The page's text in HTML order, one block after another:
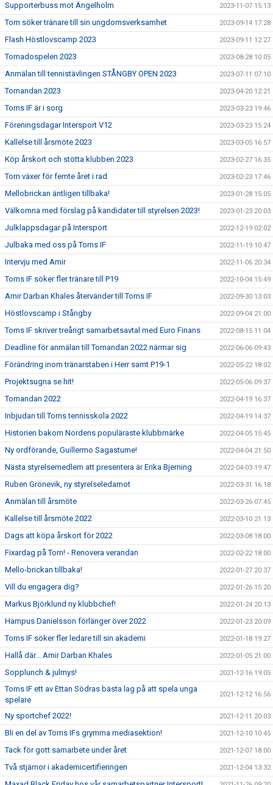
Supporterbuss mot Ängelholm 2023-11-07 15:13
Torn söker tränare till sin ungdomsverksamhet 2023-09-14 17:28
Flash Höstlovscamp 2023 2023-09-11 12:27
Tornadospelen 2023 2023-08-28 10:05
Anmälan till tennistävlingen STÅNGBY OPEN 2023 2023-07-11 07:10
Tornandan 2023 2023-04-20 12:21
Torns IF är i sorg 2023-03-23 19:46
Föreningsdagar Intersport V12 2023-03-23 15:24
Kallelse till årsmöte 2023 2023-03-05 16:57
Köp årskort och stötta klubben 2023 2023-02-27 16:35
Torn växer för femte året i rad 2023-02-23 17:46
Mellobrickan äntligen tillbaka! 2023-01-28 15:05
Välkomna med förslag på kandidater till styrelsen 2023! 2023-01-23 20:03
Julklappsdagar på Intersport 2022-12-19 02:02
Julbaka med oss på Torns IF 2022-11-19 10:47
Intervju med Amir 2022-11-06 20:34
Torns IF söker fler tränare till P19 2022-10-04 15:49
Amir Darban Khales återvänder till Torns IF 2022-09-30 13:03
Höstlovscamp i Stångby 2022-09-04 21:00
Torns IF skriver treårigt samarbetsavtal med Euro Finans 2022-08-15 11:04
Deadline för anmälan till Tornandan 2022 närmar sig 2022-06-06 09:43
Förändring inom tränarstaben i Herr samt P19-1 2022-05-22 18:02
Projektsugna se hit! 2022-05-06 09:37
Tornandan 2022 2022-04-19 16:37
Inbjudan till Torns tennisskola 2022 2022-04-19 14:37
Historien bakom Nordens populäraste klubbmärke 2022-04-05 15:45
Ny ordförande, Guillermo Sagastume! 2022-04-04 21:50
Nästa styrelsemedlem att presentera är Erika Bjerning 2022-04-03 19:47
Ruben Grönevik, ny styrelseledamot 2022-03-31 16:18
Anmälan till årsmöte 2022-03-26 07:45
Kallelse till årsmöte 2022 2022-03-10 21:13
Dags att köpa årskort för 2022 2022-03-08 18:00
Fixardag på Torn! - Renovera verandan 2022-02-22 18:00
Mello-brickan tillbaka! 2022-01-27 20:37
Vill du engagera dig? 2022-01-26 15:20
Markus Björklund ny klubbchef! 2022-01-24 20:13
Hampus Danielsson förlänger över 2022 2022-01-23 20:09
Torns IF söker fler ledare till sin akademi 2022-01-18 19:27
Hallå där... Amir Darban Khales 2022-01-05 21:00
Sopplunch & julmys! 2021-12-16 19:05
Torns IF ett av Ettan Södras bästa lag på att spela unga
spelare
2021-12-12 16:56
Ny sportchef 2022! 2021-12-11 20:03
Bli en del av Torns IFs grymma mediasektion! 2021-12-10 10:45
Tack för gott samarbete under året 2021-12-07 18:00
Två stjärnor i akademicertifieringen 2021-12-04 13:32